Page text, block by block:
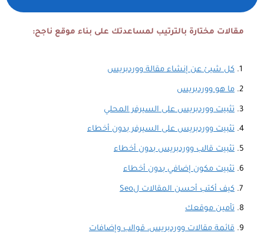
مقالات مختارة بالترتيب لمساعدتك على بناء موقع ناجح:
كل شيئ عن إنشاء مقالة ووردبريس
ما هو ووردبريس
تثبيت ووردبريس على السيرفر المحلي
تثبيت ووردبريس على السيرفر بدون أخطاء
تثبيت قالب ووردبريس بدون أخطاء
تثبيت مكون إضافي بدون أخطاء
كيف أكتب أحسن المقالات لSeo
تأمين موقعك
قائمة مقالات ووردبريس، قوالب وإضافات